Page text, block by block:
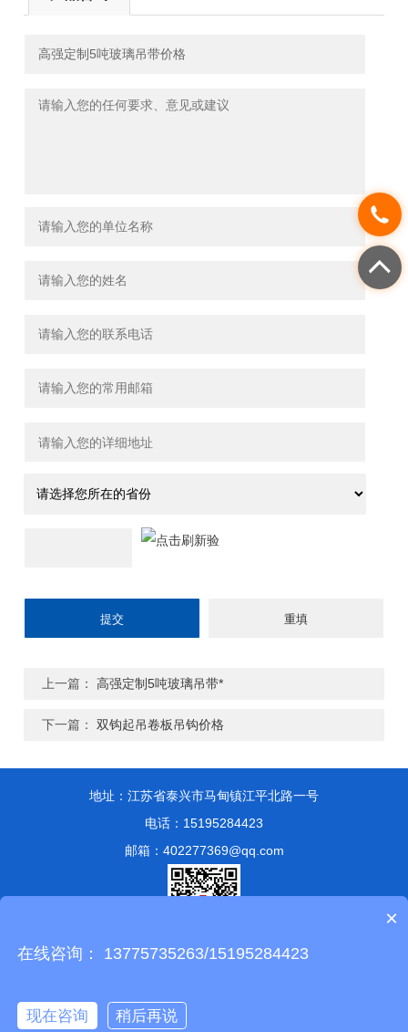
上一篇：高强定制5吨玻璃吊带*
下一篇：双钩起吊卷板吊钩价格
地址：江苏省泰兴市马甸镇江平北路一号
电话：15195284423
邮箱：402277369@qq.com
×
在线咨询： 13775735263/15195284423
现在咨询
稍后再说